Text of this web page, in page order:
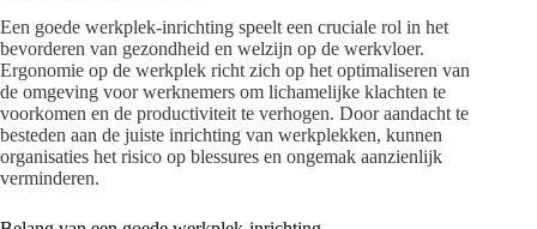
Een goede werkplek-inrichting speelt een cruciale rol in het
bevorderen van gezondheid en welzijn op de werkvloer.
Ergonomie op de werkplek richt zich op het optimaliseren van
de omgeving voor werknemers om lichamelijke klachten te
voorkomen en de productiviteit te verhogen. Door aandacht te
besteden aan de juiste inrichting van werkplekken, kunnen
organisaties het risico op blessures en ongemak aanzienlijk
verminderen.